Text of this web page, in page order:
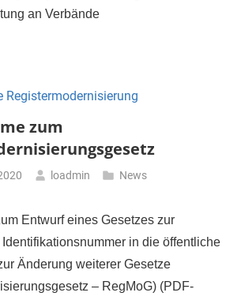
an Verbände
zum
loadmin News
Entwurf eines Gesetzes zur
in die öffentliche
Änderung weiterer Gesetze
– RegMoG) (PDF-